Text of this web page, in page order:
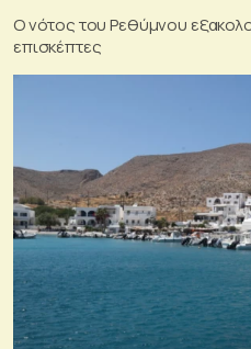
Ο νότος του Ρεθύμνου
επισκέπτες